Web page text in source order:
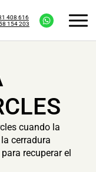
408 616
154 203
cuando la
cerradura
recuperar el